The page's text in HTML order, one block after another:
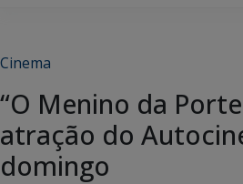
Cinema
“O Menino da
atração do
domingo